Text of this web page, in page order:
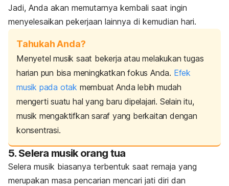
Jadi, Anda akan memutarnya kembali saat ingin
menyelesaikan pekerjaan lainnya di kemudian hari.
Tahukah Anda?
Menyetel musik saat bekerja atau melakukan tugas
harian pun bisa meningkatkan fokus Anda. Efek
musik pada otak membuat Anda lebih mudah
mengerti suatu hal yang baru dipelajari. Selain itu,
musik mengaktifkan saraf yang berkaitan dengan
konsentrasi.
5. Selera musik orang tua
Selera musik biasanya terbentuk saat remaja yang
merupakan masa pencarian mencari jati diri dan